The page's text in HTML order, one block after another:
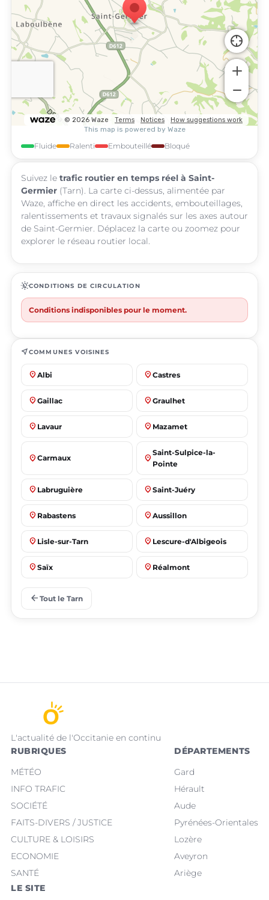
Fluide Ralenti Embouteillé Bloqué
Suivez le trafic routier en temps réel à Saint-
Germier (Tarn). La carte ci-dessus, alimentée par
Waze, affiche en direct les accidents, embouteillages,
ralentissements et travaux signalés sur les axes autour
de Saint-Germier. Déplacez la carte ou zoomez pour
explorer le réseau routier local.
routineCONDITIONS DE CIRCULATION
Conditions indisponibles pour le moment.
near_meCOMMUNES VOISINES
place Albi place Castres
place Gaillac place Graulhet
place Lavaur place Mazamet
place Carmaux place
Saint-Sulpice-la-
Pointe
place Labruguière place Saint-Juéry
place Rabastens place Aussillon
place Lisle-sur-Tarn place Lescure-d'Albigeois
place Saïx place Réalmont
place
arrow_back Tout le Tarn
L'actualité de l'Occitanie en continu
RUBRIQUES
MÉTÉO
INFO TRAFIC
SOCIÉTÉ
FAITS-DIVERS / JUSTICE
CULTURE & LOISIRS
ECONOMIE
SANTÉ
DÉPARTEMENTS
Gard
Hérault
Aude
Pyrénées-Orientales
Lozère
Aveyron
Ariège
LE SITE